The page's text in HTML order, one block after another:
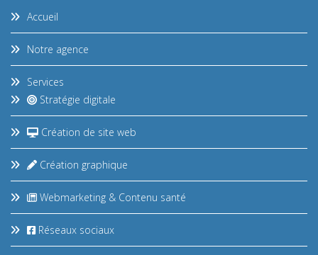
Accueil
Notre agence
Services
Stratégie digitale
Création de site web
Création graphique
Webmarketing & Contenu santé
Réseaux sociaux